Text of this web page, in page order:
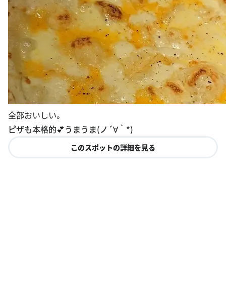
全部おいしい。
ピザも本格的💕うまうま(ノ´∀｀*)
このスポットの詳細を見る